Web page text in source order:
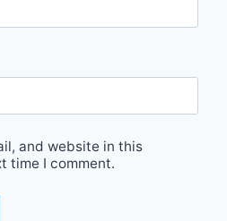
and website in this
time I comment.